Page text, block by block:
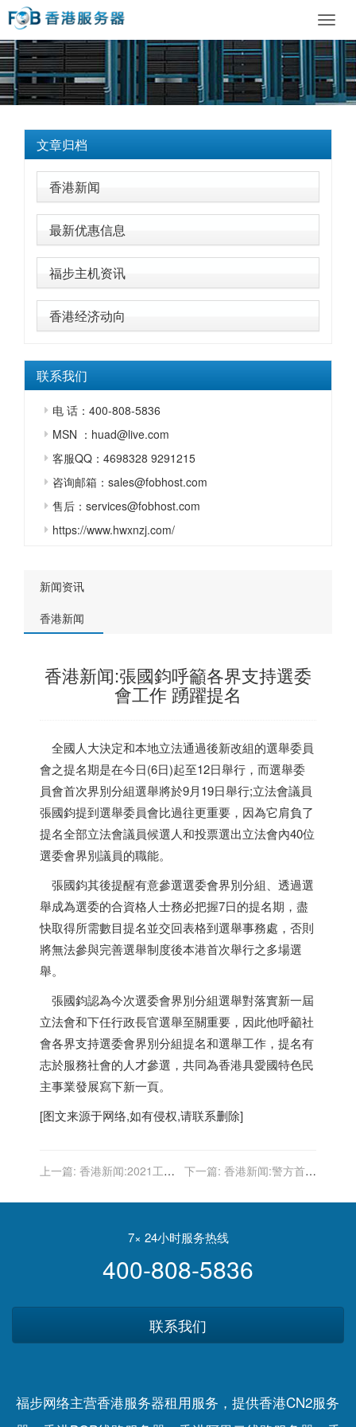
文章归档
香港新闻
最新优惠信息
福步主机资讯
香港经济动向
联系我们
电 话：400-808-5836
MSN ：huad@live.com
客服QQ：4698328 9291215
咨询邮箱：sales@fobhost.com
售后：services@fobhost.com
https://www.hwxnzj.com/
新闻资讯
香港新闻
香港新闻:張國鈞呼籲各界支持選委
會工作 踴躍提名
全國人大決定和本地立法通過後新改組的選舉委員
會之提名期是在今日(6日)起至12日舉行，而選舉委
員會首次界別分組選舉將於9月19日舉行;立法會議員
張國鈞提到選舉委員會比過往更重要，因為它肩負了
提名全部立法會議員候選人和投票選出立法會內40位
選委會界別議員的職能。
張國鈞其後提醒有意參選選委會界別分組、透過選
舉成為選委的合資格人士務必把握7日的提名期，盡
快取得所需數目提名並交回表格到選舉事務處，否則
將無法參與完善選舉制度後本港首次舉行之多場選
舉。
張國鈞認為今次選委會界別分組選舉對落實新一屆
立法會和下任行政長官選舉至關重要，因此他呼籲社
會各界支持選委會界別分組提名和選舉工作，提名有
志於服務社會的人才參選，共同為香港具愛國特色民
主事業發展寫下新一頁。
[图文来源于网络,如有侵权,请联系删除]
上一篇: 香港新闻:2021工展
民可安心購物
下一篇: 香港新闻:警方首破
款」騙案 拘捕56人
7× 24小时服务热线
400-808-5836
联系我们
福步网络主营香港服务器租用服务，提供香港CN2服务